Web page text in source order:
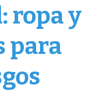
ropa y
para